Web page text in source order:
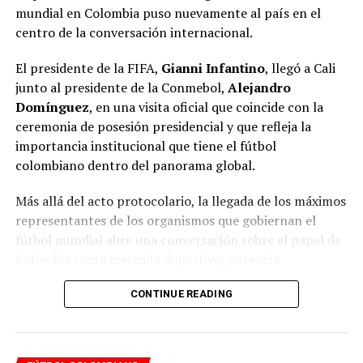
El fichaje de un jugador con la trayectoria de Quintero
tiene un valor que va mucho más allá de sus estadísticas
Después de haber pasado por clubes como:
Atlético Nacional;
América de Cali;
y ser protagonista con la Selección Colombia, el
Deportivo Independiente Medellín.
club necesita fortalecer sus ingresos mediante la venta
de abonos para hacer sostenible una operación de esta
mundial en Colombia puso nuevamente al país en el
centro de la conversación internacional.
El presidente de la FIFA, Gianni Infantino, llegó a Cali
junto al presidente de la Conmebol, Alejandro
Domínguez, en una visita oficial que coincide con la
ceremonia de posesión presidencial y que refleja la
importancia institucional que tiene el fútbol
colombiano dentro del panorama global.
Más allá del acto protocolario, la llegada de los máximos
representantes de los organismos que gobiernan el
fútbol mundial abre una conversación sobre el papel de
futbolística y escenario de grandes oportunidades
económicas alrededor del deporte.
CONTINUE READING